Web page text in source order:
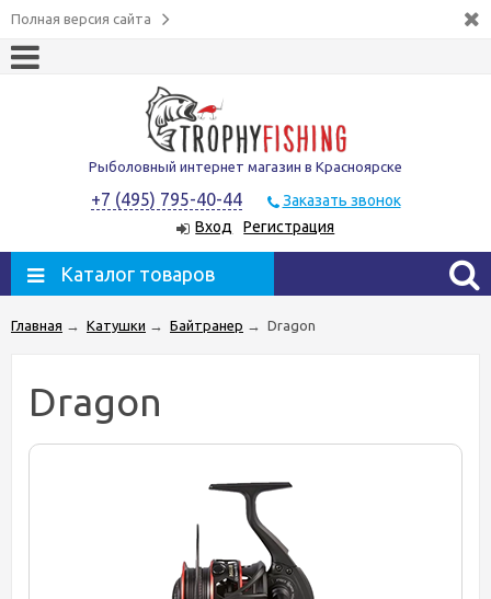
Полная версия сайта
Рыболовный интернет магазин в Красноярске
+7 (495) 795-40-44
Заказать звонок
Вход
Регистрация
Каталог товаров
Главная → Катушки → Байтранер → Dragon
Dragon